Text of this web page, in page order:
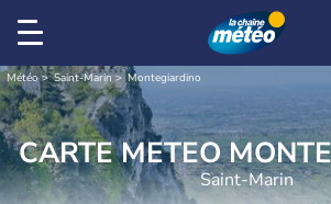
Météo Saint-Marin Montegiardino
CARTE METEO
Saint-Marin